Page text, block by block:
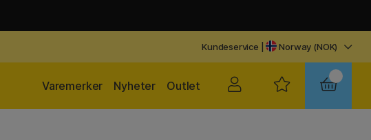
Kundeservice | Norway (NOK)
Outlet
Nyheter
Varemerker